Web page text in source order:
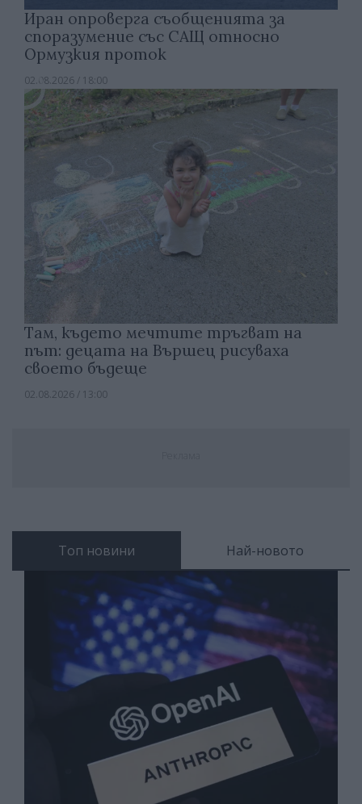
Иран опроверга съобщенията за
споразумение със САЩ относно
Ормузкия проток
02.08.2026 / 18:00
Там, където мечтите тръгват на
път: децата на Вършец рисуваха
своето бъдеще
02.08.2026 / 13:00
Топ новини Най-новото